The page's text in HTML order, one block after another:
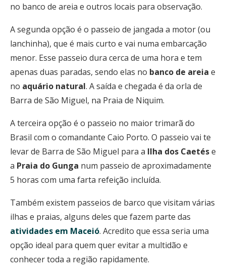
no banco de areia e outros locais para observação.
A segunda opção é o passeio de jangada a motor (ou
lanchinha), que é mais curto e vai numa embarcação
menor. Esse passeio dura cerca de uma hora e tem
apenas duas paradas, sendo elas no banco de areia e
no aquário natural. A saída e chegada é da orla de
Barra de São Miguel, na Praia de Niquim.
A terceira opção é o passeio no maior trimarã do
Brasil com o comandante Caio Porto. O passeio vai te
levar de Barra de São Miguel para a Ilha dos Caetése
a Praia do Gunga num passeio de aproximadamente
5 horas com uma farta refeição incluída.
Também existem passeios de barco que visitam várias
ilhas e praias, alguns deles que fazem parte das
atividades em Maceió. Acredito que essa seria uma
opção ideal para quem quer evitar a multidão e
conhecer toda a região rapidamente.